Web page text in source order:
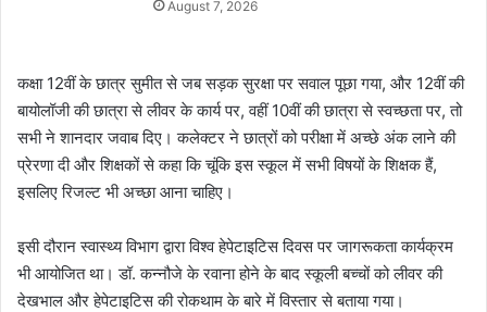
August 7, 2026
कक्षा 12वीं के छात्र सुमीत से जब सड़क सुरक्षा पर सवाल पूछा गया, और 12वीं की
बायोलॉजी की छात्रा से लीवर के कार्य पर, वहीं 10वीं की छात्रा से स्वच्छता पर, तो
सभी ने शानदार जवाब दिए। कलेक्टर ने छात्रों को परीक्षा में अच्छे अंक लाने की
प्रेरणा दी और शिक्षकों से कहा कि चूंकि इस स्कूल में सभी विषयों के शिक्षक हैं,
इसलिए रिजल्ट भी अच्छा आना चाहिए।
इसी दौरान स्वास्थ्य विभाग द्वारा विश्व हेपेटाइटिस दिवस पर जागरूकता कार्यक्रम
भी आयोजित था। डॉ. कन्नौजे के रवाना होने के बाद स्कूली बच्चों को लीवर की
देखभाल और हेपेटाइटिस की रोकथाम के बारे में विस्तार से बताया गया।